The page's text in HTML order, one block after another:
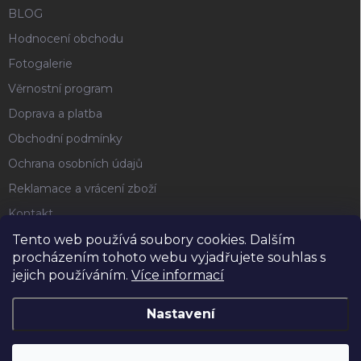
Tento web používá soubory cookies. Dalším
procházením tohoto webu vyjadřujete souhlas s
jejich používáním. Více informací
Nastavení
BLOG
Hodnocení obchodu
Fotogalerie
Věrnostní program
Doprava a platba
Obchodní podmínky
Ochrana osobních údajů
Reklamace a vrácení zboží
Kontakt
FACEBOOK